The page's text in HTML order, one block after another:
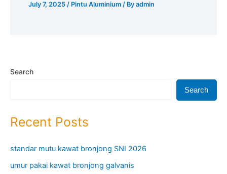
July 7, 2025/ Pintu Aluminium / Byadmin
Search
Search
Recent Posts
standar mutu kawat bronjong SNI 2026
umur pakai kawat bronjong galvanis